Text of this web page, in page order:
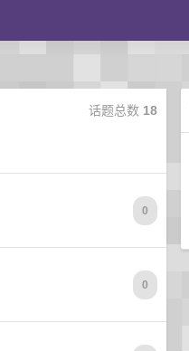
话题总数 18
0
0